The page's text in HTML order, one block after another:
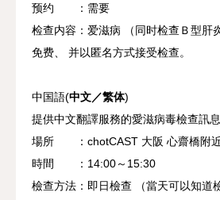
预约 ：需要
检查内容：爱滋病 （同时检查Ｂ型肝
免费、 并以匿名方式接受检查。
中国語(中文／繁体)
提供中文翻譯服務的愛滋病毒檢查訊息
場所 ：chotCAST 大阪 心齋橋附
時間 ：14:00～15:30
檢查方法：即日檢查 （當天可以知道